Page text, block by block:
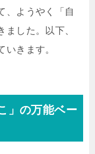
、ようやく「自
した。以下、
いきます。
」の万能ベー